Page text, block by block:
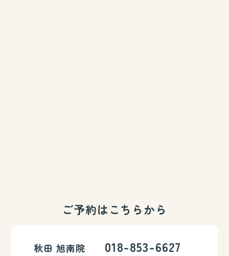
ご予約はこちらから
秋田 旭南院 018-853-6627